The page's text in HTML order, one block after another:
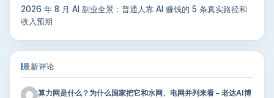
2026 年 8 月 AI 副业全景：普通人靠 AI 赚钱的 5 条真实路径和
收入预期
最新评论
算力网是什么？为什么国家把它和水网、电网并列来看 – 老达AI博